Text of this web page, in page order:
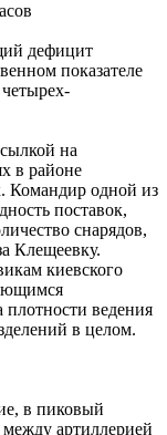
дефицит
показателе
на
в районе
Командир одной из
поставок,
снарядов,
Клещеевку.
киевского
плотности ведения
в целом.
в пиковый
артиллерией